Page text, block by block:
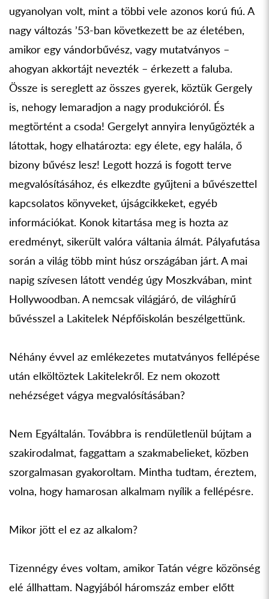
ugyanolyan volt, mint a többi vele azonos korú fiú. A
nagy változás ’53-ban következett be az életében,
amikor egy vándorbűvész, vagy mutatványos –
ahogyan akkortájt nevezték – érkezett a faluba.
Össze is sereglett az összes gyerek, köztük Gergely
is, nehogy lemaradjon a nagy produkcióról. És
megtörtént a csoda! Gergelyt annyira lenyűgözték a
látottak, hogy elhatározta: egy élete, egy halála, ő
bizony bűvész lesz! Legott hozzá is fogott terve
megvalósításához, és elkezdte gyűjteni a bűvészettel
kapcsolatos könyveket, újságcikkeket, egyéb
információkat. Konok kitartása meg is hozta az
eredményt, sikerült valóra váltania álmát. Pályafutása
során a világ több mint húsz országában járt. A mai
napig szívesen látott vendég úgy Moszkvában, mint
Hollywoodban. A nemcsak világjáró, de világhírű
bűvésszel a Lakitelek Népfőiskolán beszélgettünk.
Néhány évvel az emlékezetes mutatványos fellépése
után elköltöztek Lakitelekről. Ez nem okozott
nehézséget vágya megvalósításában?
Nem Egyáltalán. Továbbra is rendületlenül bújtam a
szakirodalmat, faggattam a szakmabelieket, közben
szorgalmasan gyakoroltam. Mintha tudtam, éreztem,
volna, hogy hamarosan alkalmam nyílik a fellépésre.
Mikor jött el ez az alkalom?
Tizennégy éves voltam, amikor Tatán végre közönség
elé állhattam. Nagyjából háromszáz ember előtt